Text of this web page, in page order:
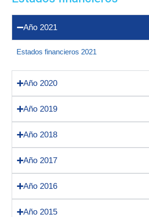
Año 2021
Estados financieros 2021
Año 2020
Año 2019
Año 2018
Año 2017
Año 2016
Año 2015